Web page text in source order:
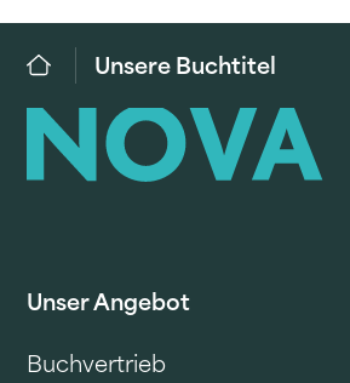
Unsere Buchtitel
Unser Angebot
Buchvertrieb